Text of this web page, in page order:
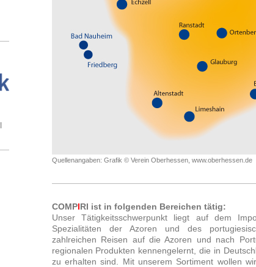
Quellenangaben: Grafik © Verein Oberhessen, www.oberhessen.de
COMPIRI ist in folgenden Bereichen tätig:
Unser Tätigkeitsschwerpunkt liegt auf dem
Spezialitäten der Azoren und des
zahlreichen Reisen auf die Azoren und nach
regionalen Produkten kennengelernt, die in
zu erhalten sind. Mit unserem Sortiment wollen